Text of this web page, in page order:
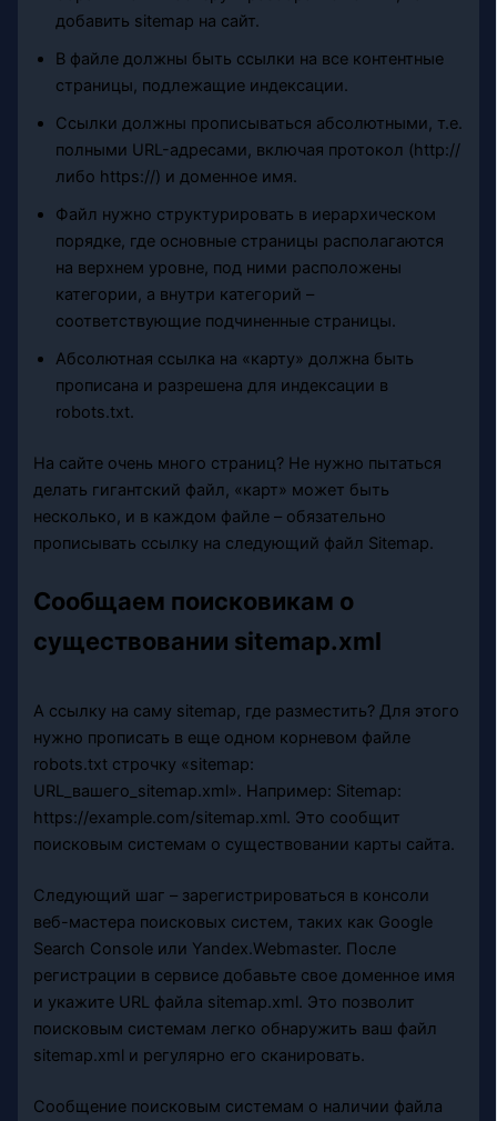
добавить sitemap на сайт.
В файле должны быть ссылки на все контентные
страницы, подлежащие индексации.
Ссылки должны прописываться абсолютными, т.е.
полными URL-адресами, включая протокол (http://
либо https://) и доменное имя.
Файл нужно структурировать в иерархическом
порядке, где основные страницы располагаются
на верхнем уровне, под ними расположены
категории, а внутри категорий –
соответствующие подчиненные страницы.
Абсолютная ссылка на «карту» должна быть
прописана и разрешена для индексации в
robots.txt.
На сайте очень много страниц? Не нужно пытаться
делать гигантский файл, «карт» может быть
несколько, и в каждом файле – обязательно
прописывать ссылку на следующий файл Sitemap.
Сообщаем поисковикам о
существовании sitemap.xml
А ссылку на саму sitemap, где разместить? Для этого
нужно прописать в еще одном корневом файле
robots.txt строчку «sitemap:
URL_вашего_sitemap.xml». Например: Sitemap:
https://example.com/sitemap.xml. Это сообщит
поисковым системам о существовании карты сайта.
Следующий шаг – зарегистрироваться в консоли
веб-мастера поисковых систем, таких как Google
Search Console или Yandex.Webmaster. После
регистрации в сервисе добавьте свое доменное имя
и укажите URL файла sitemap.xml. Это позволит
поисковым системам легко обнаружить ваш файл
sitemap.xml и регулярно его сканировать.
Сообщение поисковым системам о наличии файла